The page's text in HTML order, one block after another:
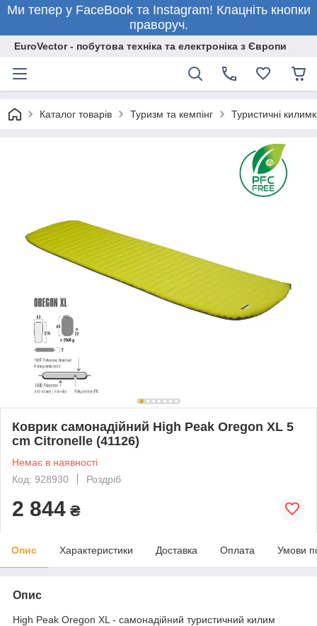
Ми тепер у FaceBook та Instagram! Клацніть кнопки
праворуч.
EuroVector - побутова техніка та електроніка з Європи
Каталог товарів Туризм та кемпінг Туристичні
Коврик самонадійний High Peak Oregon XL 5
cm Citronelle (41126)
Немає в наявності
Код: 928930
Роздріб
2 844 ₴
Опис Характеристики Доставка Оплата Умови
Опис
High Peak Oregon XL - самонадійний туристичний килим